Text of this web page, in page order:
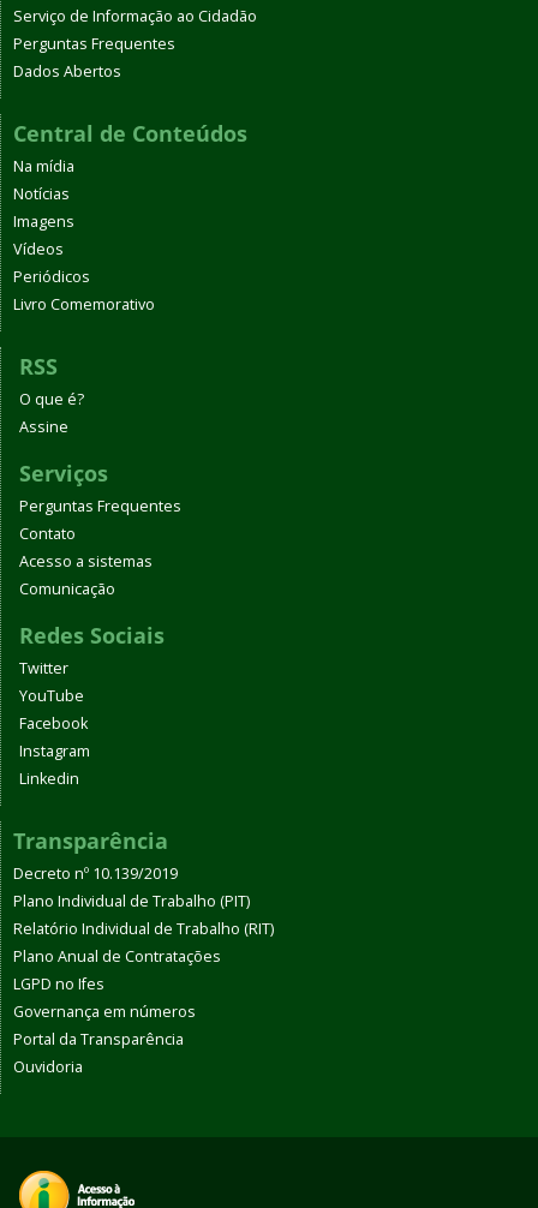
Serviço de Informação ao Cidadão
Perguntas Frequentes
Dados Abertos
Central de Conteúdos
Na mídia
Notícias
Imagens
Vídeos
Periódicos
Livro Comemorativo
RSS
O que é?
Assine
Serviços
Perguntas Frequentes
Contato
Acesso a sistemas
Comunicação
Redes Sociais
Twitter
YouTube
Facebook
Instagram
Linkedin
Transparência
Decreto nº 10.139/2019
Plano Individual de Trabalho (PIT)
Relatório Individual de Trabalho (RIT)
Plano Anual de Contratações
LGPD no Ifes
Governança em números
Portal da Transparência
Ouvidoria